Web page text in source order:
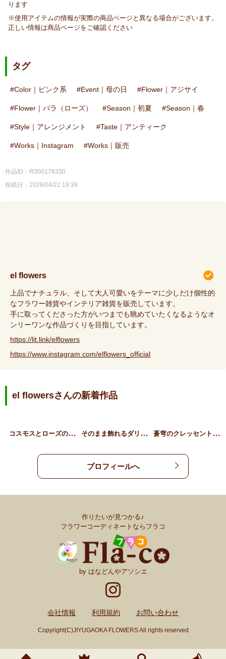
ります
※使用アイテムの情報が実際の商品ページと異なる場合がございます。
正しい情報は商品ページをご確認ください
タグ
Color｜ピンク系 Event｜母の日 Flower｜アジサイ
Flower｜バラ（ローズ） Season｜初夏 Season｜春
Style｜アレンジメント Taste｜アンティーク
Works｜Instagram Works｜販売
作品ID：R000178330
投稿日：2026/04/22 19:39
el flowers
上品でナチュラル、そして大人可愛いをテーマに少しだけ個性的
なフラワー雑貨やインテリア雑貨を販売しています。
手に取ってくださった方がいつまでも眺めていたくなるようなオ
ンリーワンな作品づくりを目指しています。
https://lit.link/elflowers
https://www.instagram.com/elflowers_official
el flowersさんの新着作品
コ
スモスとローズのアンティ… そ
のまま飾れるダリアとロー… 蒼
穹のクレッセントハンギン…
プロフィールへ
作りたいが見つかる♪
フラワーコーディネートならフラコ
by はなどんやアソシエ
会社情報 利用規約 お問い合わせ
Copyright(C)JIYUGAOKA FLOWERS All rights reserved